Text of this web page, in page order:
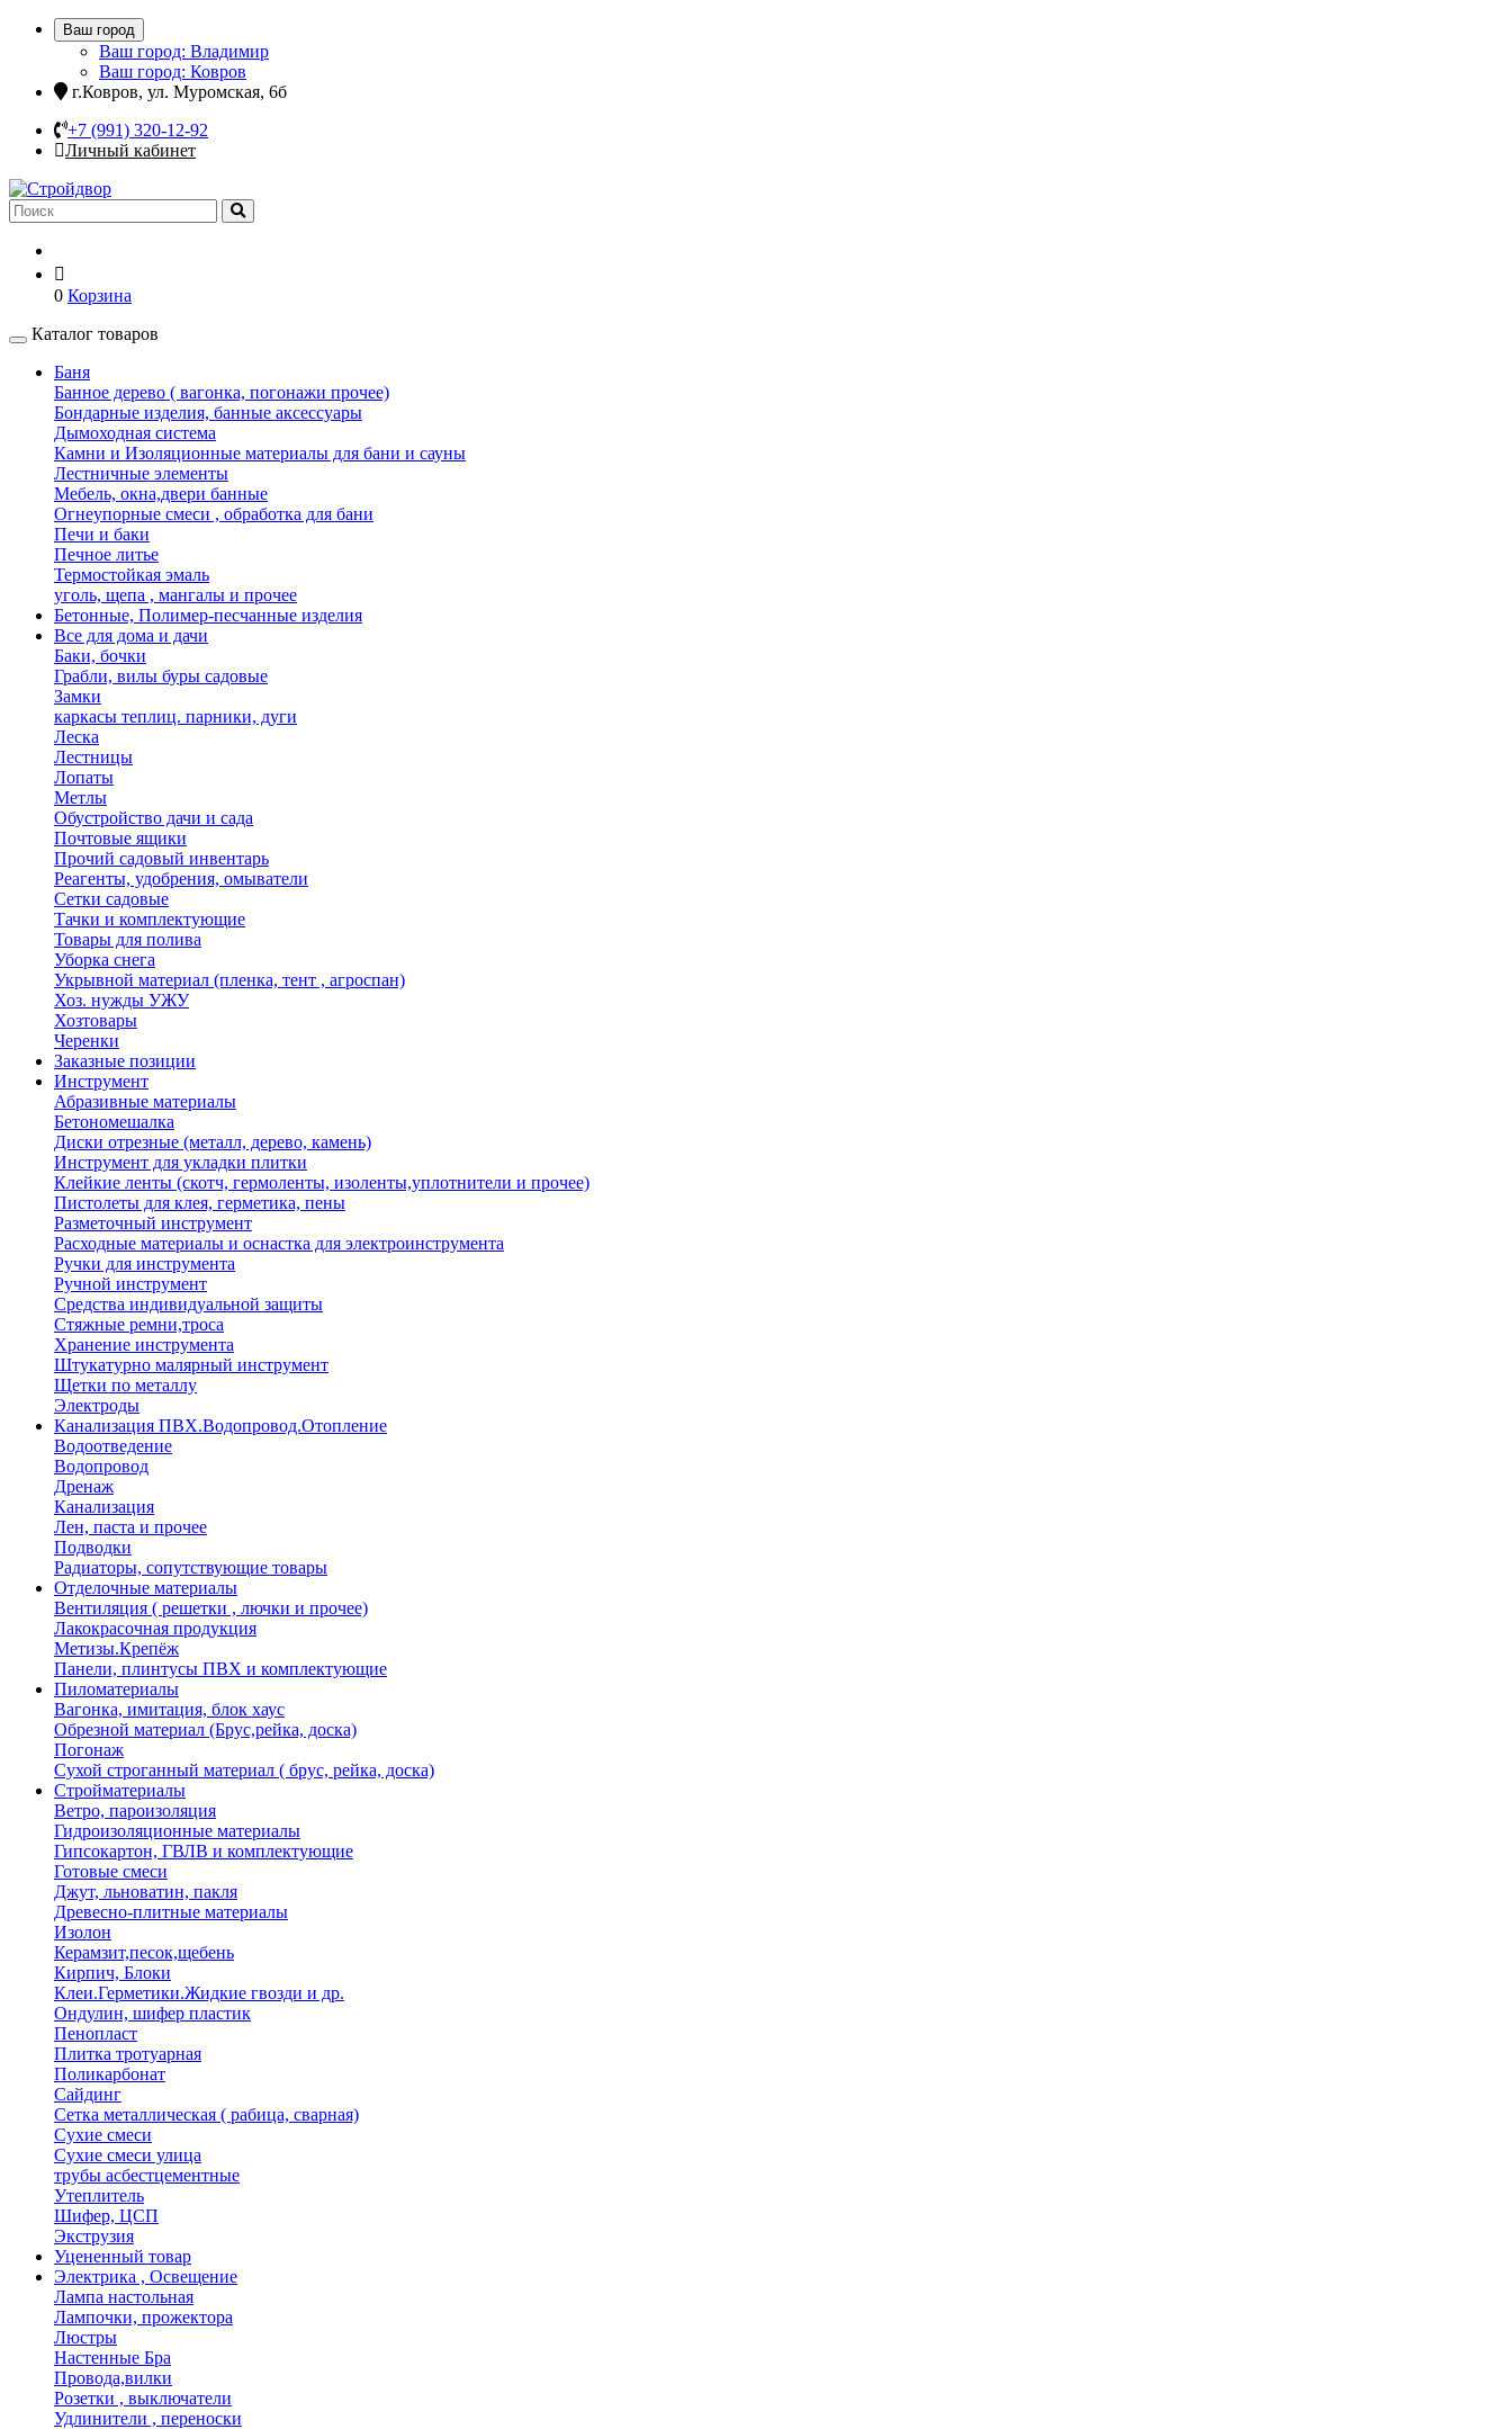
Ваш город
Ваш город: Владимир
Ваш город: Ковров
г.Ковров, ул. Муромская, 6б
+7 (991) 320-12-92
Личный кабинет
0 Корзина
Каталог товаров
Баня
Банное дерево ( вагонка, погонажи прочее)
Бондарные изделия, банные аксессуары
Дымоходная система
Камни и Изоляционные материалы для бани и сауны
Лестничные элементы
Мебель, окна,двери банные
Огнеупорные смеси , обработка для бани
Печи и баки
Печное литье
Термостойкая эмаль
уголь, щепа , мангалы и прочее
Бетонные, Полимер-песчанные изделия
Все для дома и дачи
Баки, бочки
Грабли, вилы буры садовые
Замки
каркасы теплиц. парники, дуги
Леска
Лестницы
Лопаты
Метлы
Обустройство дачи и сада
Почтовые ящики
Прочий садовый инвентарь
Реагенты, удобрения, омыватели
Сетки садовые
Тачки и комплектующие
Товары для полива
Уборка снега
Укрывной материал (пленка, тент , агроспан)
Хоз. нужды УЖУ
Хозтовары
Черенки
Заказные позиции
Инструмент
Абразивные материалы
Бетономешалка
Диски отрезные (металл, дерево, камень)
Инструмент для укладки плитки
Клейкие ленты (скотч, гермоленты, изоленты,уплотнители и прочее)
Пистолеты для клея, герметика, пены
Разметочный инструмент
Расходные материалы и оснастка для электроинструмента
Ручки для инструмента
Ручной инструмент
Средства индивидуальной защиты
Стяжные ремни,троса
Хранение инструмента
Штукатурно малярный инструмент
Щетки по металлу
Электроды
Канализация ПВХ.Водопровод.Отопление
Водоотведение
Водопровод
Дренаж
Канализация
Лен, паста и прочее
Подводки
Радиаторы, сопутствующие товары
Отделочные материалы
Вентиляция ( решетки , лючки и прочее)
Лакокрасочная продукция
Метизы.Крепёж
Панели, плинтусы ПВХ и комплектующие
Пиломатериалы
Вагонка, имитация, блок хаус
Обрезной материал (Брус,рейка, доска)
Погонаж
Сухой строганный материал ( брус, рейка, доска)
Стройматериалы
Ветро, пароизоляция
Гидроизоляционные материалы
Гипсокартон, ГВЛВ и комплектующие
Готовые смеси
Джут, льноватин, пакля
Древесно-плитные материалы
Изолон
Керамзит,песок,щебень
Кирпич, Блоки
Клеи.Герметики.Жидкие гвозди и др.
Ондулин, шифер пластик
Пенопласт
Плитка тротуарная
Поликарбонат
Сайдинг
Сетка металлическая ( рабица, сварная)
Сухие смеси
Сухие смеси улица
трубы асбестцементные
Утеплитель
Шифер, ЦСП
Экструзия
Уцененный товар
Электрика , Освещение
Лампа настольная
Лампочки, прожектора
Люстры
Настенные Бра
Провода,вилки
Розетки , выключатели
Удлинители , переноски